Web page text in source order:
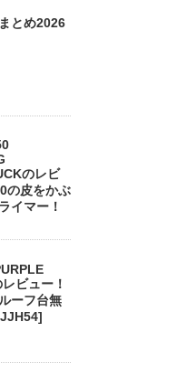
とめ2026
のレビ
の皮をかぶ
イマー！
ビュー！
ーフ台無